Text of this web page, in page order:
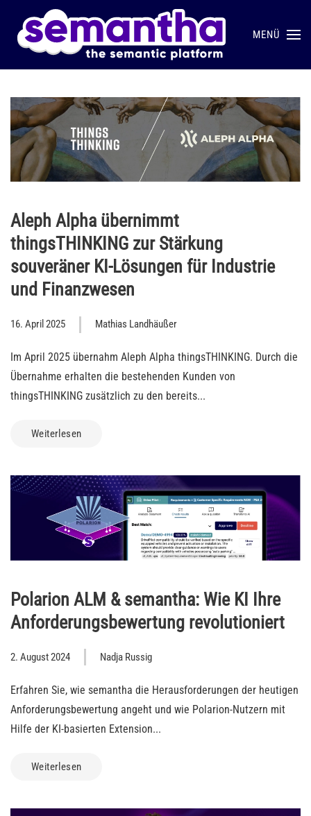
Skip to main content MENÜ
Aleph Alpha übernimmt
thingsTHINKING zur Stärkung
souveräner KI-Lösungen für Industrie
und Finanzwesen
16. April 2025 Mathias Landhäußer
Im April 2025 übernahm Aleph Alpha thingsTHINKING. Durch die
Übernahme erhalten die bestehenden Kunden von
thingsTHINKING zusätzlich zu den bereits...
Weiterlesen
Polarion ALM & semantha: Wie KI Ihre
Anforderungsbewertung revolutioniert
2. August 2024 Nadja Russig
Erfahren Sie, wie semantha die Herausforderungen der heutigen
Anforderungsbewertung angeht und wie Polarion-Nutzern mit
Hilfe der KI-basierten Extension...
Weiterlesen